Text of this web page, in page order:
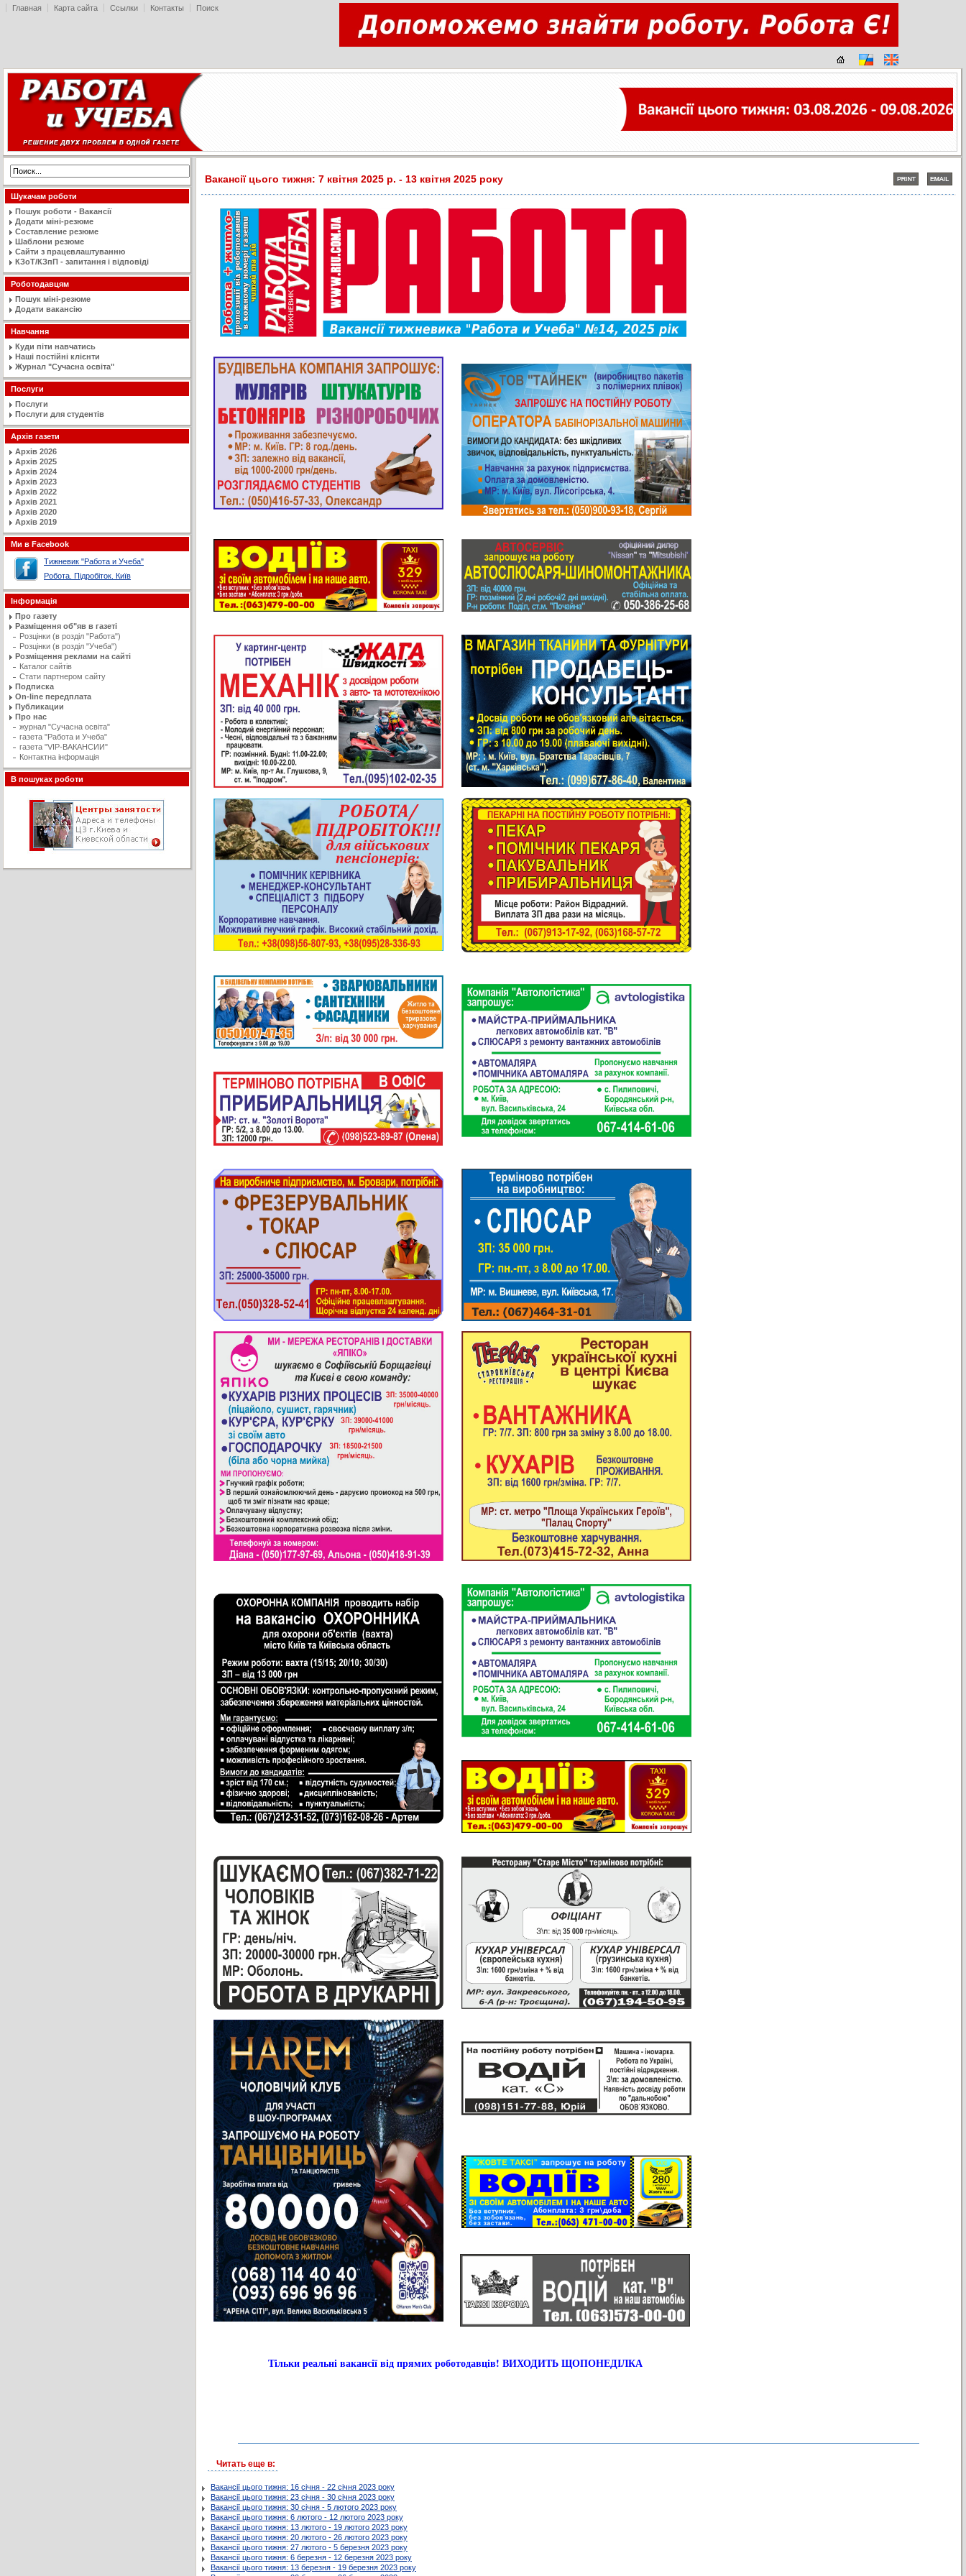
Главная Карта сайта Ссылки Контакты Поиск
Шукачам роботи
Пошук роботи - Вакансії
Додати міні-резюме
Составление резюме
Шаблони резюме
Сайти з працевлаштуванню
КЗоТ/КЗпП - запитання і відповіді
Роботодавцям
Пошук міні-резюме
Додати вакансію
Навчання
Куди піти навчатись
Наші постійні клієнти
Журнал "Сучасна освiта"
Послуги
Послуги
Послуги для студентів
Архів газети
Архів 2026
Архів 2025
Архів 2024
Архів 2023
Архів 2022
Архів 2021
Архів 2020
Архів 2019
Ми в Facebook
Тижневик "Работа и Учеба"
Робота. Підробіток. Київ
Інформація
Про газету
Разміщення об"яв в газеті
Розцінки (в розділ "Работа")
Розцінки (в розділ "Учеба")
Розміщення реклами на сайті
Каталог сайтів
Стати партнером сайту
Подписка
On-line передплата
Публикации
Про нас
журнал "Сучасна освiта"
газета "Работа и Учеба"
газета "VIP-ВАКАНСИИ"
Контактна інформація
В пошуках роботи
Вакансії цього тижня: 7 квітня 2025 р. - 13 квітня 2025 року
Тільки реальні вакансії від прямих роботодавців! ВИХОДИТЬ ЩОПОНЕДІЛКА
Читать еще в:
Вакансії цього тижня: 16 січня - 22 січня 2023 року
Вакансії цього тижня: 23 січня - 30 січня 2023 року
Вакансії цього тижня: 30 січня - 5 лютого 2023 року
Вакансії цього тижня: 6 лютого - 12 лютого 2023 року
Вакансії цього тижня: 13 лютого - 19 лютого 2023 року
Вакансії цього тижня: 20 лютого - 26 лютого 2023 року
Вакансії цього тижня: 27 лютого - 5 березня 2023 року
Вакансії цього тижня: 6 березня - 12 березня 2023 року
Вакансії цього тижня: 13 березня - 19 березня 2023 року